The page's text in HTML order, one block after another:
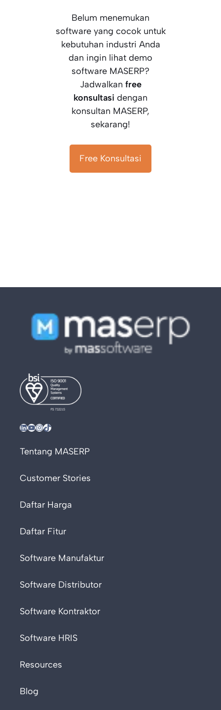
Belum menemukan
software yang cocok untuk
kebutuhan industri Anda
dan ingin lihat demo
software MASERP?
Jadwalkan free
konsultasi dengan
konsultan MASERP,
sekarang!
Free Konsultasi
LinkedIn YouTube InstagramTikTok
Tentang MASERP
Customer Stories
Daftar Harga
Daftar Fitur
Software Manufaktur
Software Distributor
Software Kontraktor
Software HRIS
Resources
Blog